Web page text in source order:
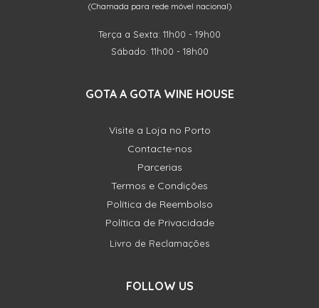
(Chamada para rede móvel nacional)
Terça a Sexta: 11h00 - 19h00
Sábado: 11h00 - 18h00
GOTA A GOTA WINE HOUSE
Visite a Loja no Porto
Contacte-nos
Parcerias
Termos e Condições
Política de Reembolso
Política de Privacidade
Livro de Reclamações
FOLLOW US